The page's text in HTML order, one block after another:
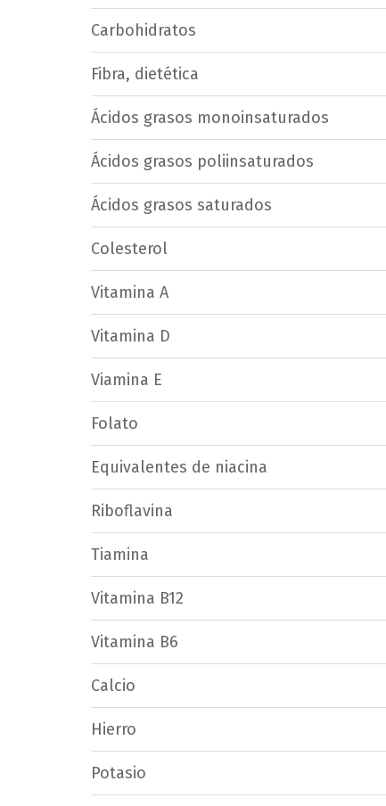
Carbohidratos
Fibra, dietética
Ácidos grasos monoinsaturados
Ácidos grasos poliinsaturados
Ácidos grasos saturados
Colesterol
Vitamina A
Vitamina D
Viamina E
Folato
Equivalentes de niacina
Riboflavina
Tiamina
Vitamina B12
Vitamina B6
Calcio
Hierro
Potasio